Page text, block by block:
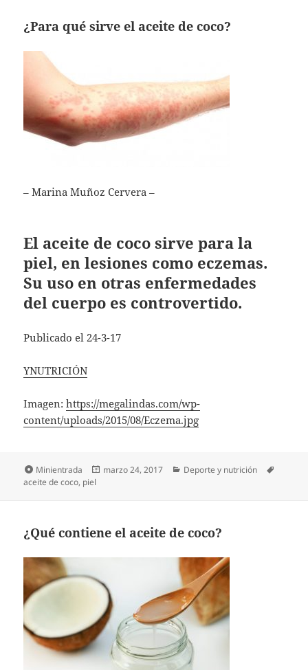
¿Para qué sirve el aceite de coco?
– Marina Muñoz Cervera –
El aceite de coco sirve para la
piel, en lesiones como eczemas.
Su uso en otras enfermedades
del cuerpo es controvertido.
Publicado el 24-3-17
YNUTRICIÓN
Imagen:https://megalindas.com/wp-
content/uploads/2015/08/Eczema.jpg
Formato
Minientrada
Publicado
marzo 24, 2017 Categorías
Deporte y nutrición
aceite de coco, piel
¿Qué contiene el aceite de coco?